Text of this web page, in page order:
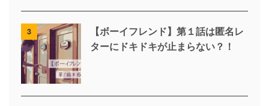
3
【ボーイフレンド】第１話は匿名レ
ターにドキドキが止まらない？！